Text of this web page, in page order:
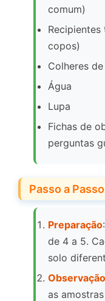
comum)
copos)
Colheres
Água
Lupa
Fichas de
perguntas
Passo a
Preparação
de 4 a 5.
solo
Observação
as